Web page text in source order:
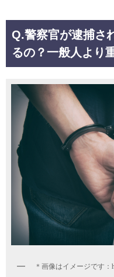
Q.警察官が逮捕さ
るの？一般人より
＊画像はイメージです：